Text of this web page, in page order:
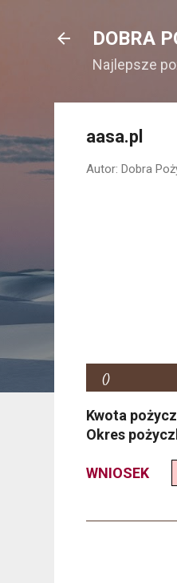
DOBRA
Najlepsze
aasa.pl
Autor: Dobra
()
Kwota
Okres
WNIOSEK